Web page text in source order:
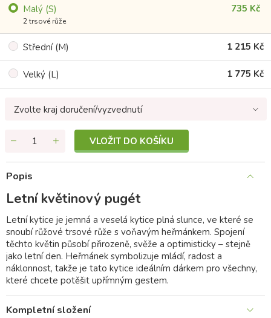
Malý (S)
2 trsové růže
735 Kč
Střední (M) 1 215 Kč
Velký (L) 1 775 Kč
Zvolte kraj doručení/vyzvednutí
VLOŽIT DO KOŠÍKU
Popis
Letní květinový pugét
Letní kytice je jemná a veselá kytice plná slunce, ve které se
snoubí růžové trsové růže s voňavým heřmánkem. Spojení
těchto květin působí přirozeně, svěže a optimisticky – stejně
jako letní den. Heřmánek symbolizuje mládí, radost a
náklonnost, takže je tato kytice ideálním dárkem pro všechny,
které chcete potěšit upřímným gestem.
Kompletní složení